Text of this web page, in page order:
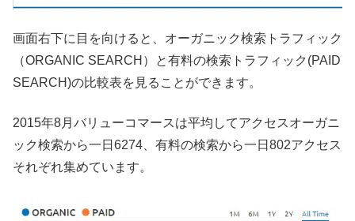
画面右下に目を向けると、オーガニック検索トラフィック
（ORGANIC SEARCH）と有料の検索トラフィック(PAID
SEARCH)の比較表を見ることができます。
2015年8月バリューコマースは平均してアクセスオーガニ
ック検索から一日6274、有料の検索から一日802アクセス
それぞれ集めています。